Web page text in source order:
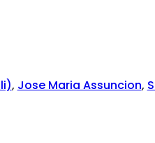
, Jose Maria Assuncion,